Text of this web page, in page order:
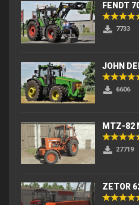
7733
JOHN
6606
MTZ-82
27719
ZETOR